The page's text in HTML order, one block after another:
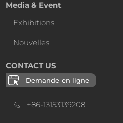
Media & Event
Exhibitions
Nouvelles
CONTACT US
Demande en ligne
+86-13153139208